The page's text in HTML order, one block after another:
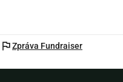
flagZpráva Fundraiser